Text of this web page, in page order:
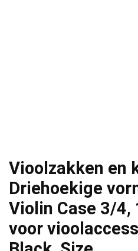
Vioolzakken en
Driehoekige
Violin Case 3/
voor